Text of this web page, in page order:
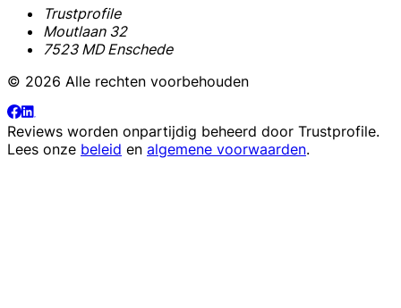
Trustprofile
Moutlaan 32
7523 MD Enschede
© 2026 Alle rechten voorbehouden
Reviews worden onpartijdig beheerd door Trustprofile.
Lees onze beleid en algemene voorwaarden.